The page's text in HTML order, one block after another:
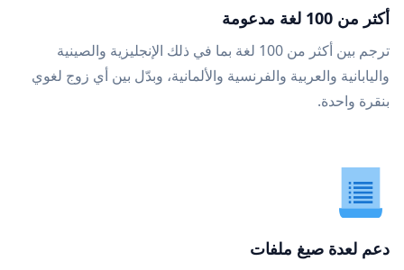
أكثر من 100 لغة مدعومة
ترجم بين أكثر من 100 لغة بما في ذلك الإنجليزية والصينية
واليابانية والعربية والفرنسية والألمانية، وبدّل بين أي زوج لغوي
بنقرة واحدة.
دعم لعدة صيغ ملفات